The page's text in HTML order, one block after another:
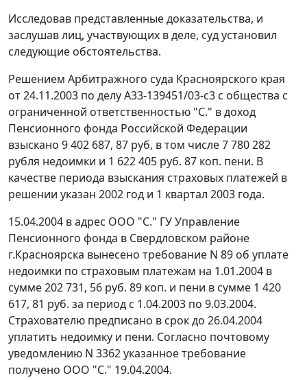
Исследовав представленные доказательства, и
заслушав лиц, участвующих в деле, суд установил
следующие обстоятельства.
Решением Арбитражного суда Красноярского края
от 24.11.2003 по делу А33-139451/03-с3 с общества с
ограниченной ответственностью "С." в доход
Пенсионного фонда Российской Федерации
взыскано 9 402 687, 87 руб, в том числе 7 780 282
рубля недоимки и 1 622 405 руб. 87 коп. пени. В
качестве периода взыскания страховых платежей в
решении указан 2002 год и 1 квартал 2003 года.
15.04.2004 в адрес ООО "С." ГУ Управление
Пенсионного фонда в Свердловском районе
г.Красноярска вынесено требование N 89 об уплате
недоимки по страховым платежам на 1.01.2004 в
сумме 202 731, 56 руб. 89 коп. и пени в сумме 1 420
617, 81 руб. за период с 1.04.2003 по 9.03.2004.
Страхователю предписано в срок до 26.04.2004
уплатить недоимку и пени. Согласно почтовому
уведомлению N 3362 указанное требование
получено ООО "С." 19.04.2004.